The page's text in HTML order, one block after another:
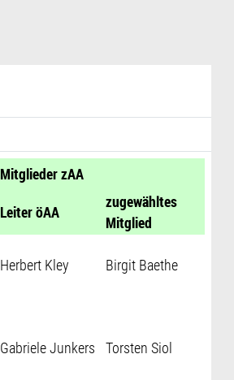
Mitglieder zAA
Leiter öAA
zugewähltes
Mitglied
Herbert Kley Birgit Baethe
Gabriele Junkers Torsten Siol